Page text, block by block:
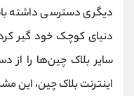
دیگری دسترسی داشته
دنیای کوچک خود گیر
اینترنت بلاک چین، این